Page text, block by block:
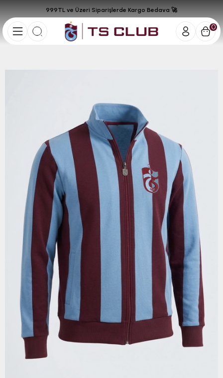
0
999TL ve Üzeri Siparişlerde Kargo Bedava 🚀